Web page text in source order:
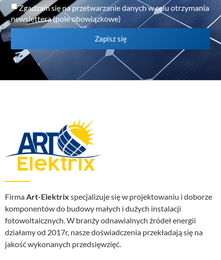
Zgadzam się na przetwarzanie danych w celu otrzymania
newslettera (pole obowiązkowe)
Zapisz się
FirmaArt-Elektrix specjalizuje się w projektowaniu i doborze
komponentów do budowy małych i dużych instalacji
fotowoltaicznych. W branży odnawialnych źródeł energii
działamy od 2017r, nasze doświadczenia przekładają się na
jakość wykonanych przedsięwzięć.